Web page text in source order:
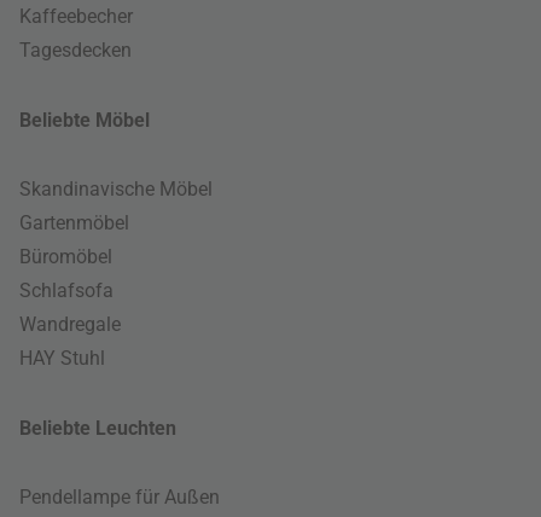
Kaffeebecher
Tagesdecken
Beliebte Möbel
Skandinavische Möbel
Gartenmöbel
Büromöbel
Schlafsofa
Wandregale
HAY Stuhl
Beliebte Leuchten
Pendellampe für Außen